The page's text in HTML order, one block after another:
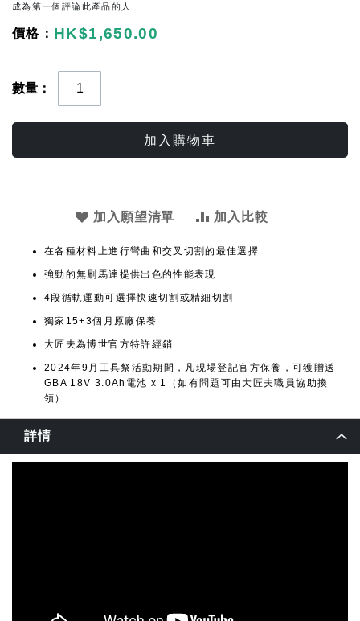
成為第一個評論此產品的人
HK$1,650.00
數量
加入購物車
加入願望清單 加入比較
在各種材料上進行彎曲和交叉切割的最佳選擇
強勁的無刷馬達提供出色的性能表現
4段循軌運動可選擇快速切割或精細切割
獨家15+3個月原廠保養
大匠夫為博世官方特許經銷
2024年9月工具祭活動期間，凡現場登記官方保養，可獲贈送
GBA 18V 3.0Ah電池 x 1（如有問題可由大匠夫職員協助換
領）
beginning
of
images
gallery
詳情